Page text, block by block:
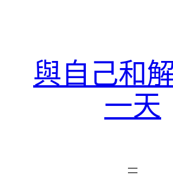
與自己和
一天